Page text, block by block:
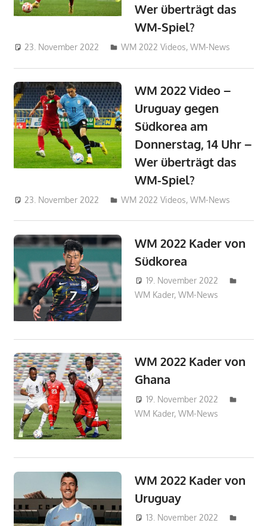
Wer überträgt das
WM-Spiel?
23. November 2022 admin_wm2022
WM 2022 Videos,WM-News
WM 2022 Video –
Uruguay gegen
Südkorea am
Donnerstag, 14 Uhr –
Wer überträgt das
WM-Spiel?
23. November 2022 admin_wm2022
WM 2022 Videos,WM-News
WM 2022 Kader von
Südkorea
19. November 2022
WM Kader,WM-News
WM 2022 Kader von
Ghana
19. November 2022
WM Kader,WM-News
WM 2022 Kader von
Uruguay
13. November 2022